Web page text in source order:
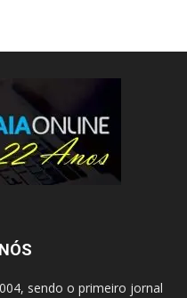
sendo o primeiro jornal